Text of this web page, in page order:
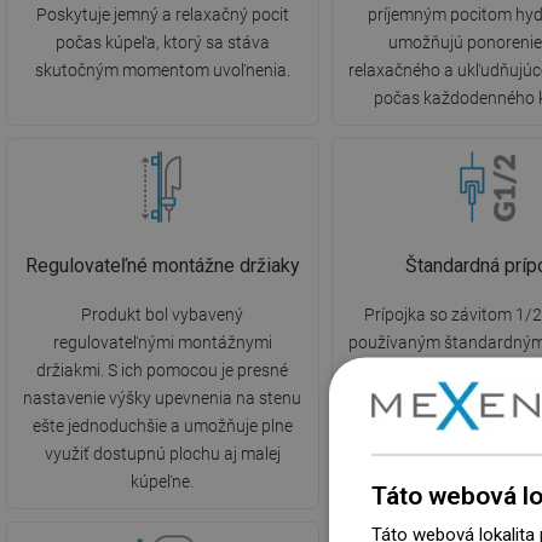
Poskytuje jemný a relaxačný pocit
počas kúpeľa, ktorý sa stáva
skutočným momentom uvoľnenia.
príjemným pocitom
umožňujú
relaxačného a
počas každodenného
Regulovateľné montážne držiaky
Produkt bol vybavený
regulovateľnými montážnymi
držiakmi. S ich pomocou je presné
nastavenie výšky upevnenia na stenu
ešte jednoduchšie a umožňuje plne
využiť dostupnú plochu aj malej
kúpeľne.
Štandardná
Prípojka so závitom 1/
používaným
tomu je pripojenie a
prvkov sprchy oveľa
intuitívnejšie.
Táto webová
Táto webová lokalita